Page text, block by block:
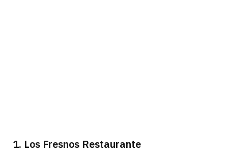
1. Los Fresnos Restaurante